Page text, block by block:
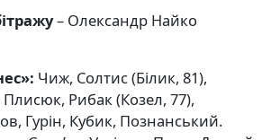
– Олександр Найко
Чиж, Солтис (Білик, 81),
Рибак (Козел, 77),
Гурін, Кубик, Познанський.